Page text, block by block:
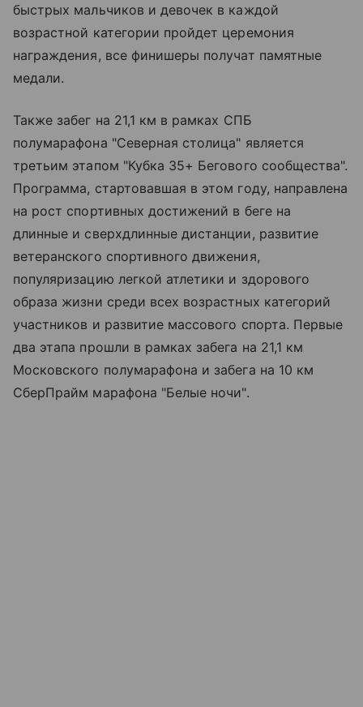
быстрых мальчиков и девочек в каждой
возрастной категории пройдет церемония
награждения, все финишеры получат памятные
медали.
Также забег на 21,1 км в рамках СПБ
полумарафона "Северная столица" является
третьим этапом "Кубка 35+ Бегового сообщества".
Программа, стартовавшая в этом году, направлена
на рост спортивных достижений в беге на
длинные и сверхдлинные дистанции, развитие
ветеранского спортивного движения,
популяризацию легкой атлетики и здорового
образа жизни среди всех возрастных категорий
участников и развитие массового спорта. Первые
два этапа прошли в рамках забега на 21,1 км
Московского полумарафона и забега на 10 км
СберПрайм марафона "Белые ночи".